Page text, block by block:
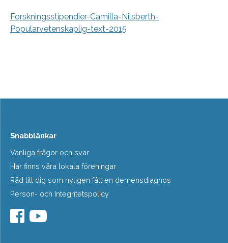
Forskningsstipendier-Camilla-Nilsberth-
Popularvetenskaplig-text-2015
Snabblänkar
Vanliga frågor och svar
Här finns våra lokala föreningar
Råd till dig som nyligen fått en demensdiagnos
Person- och Integritetspolicy